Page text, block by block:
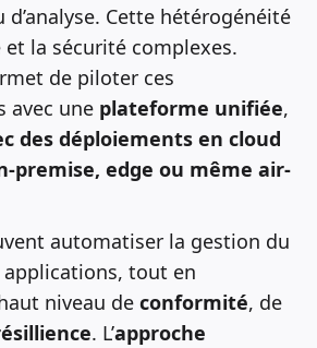
Cette hétérogénéité
la sécurité complexes.
de piloter ces
avec une plateforme unifiée,
des déploiements en cloud
premise, edge ou même air-
automatiser la gestion du
applications, tout en
niveau de conformité, de
. L’approche